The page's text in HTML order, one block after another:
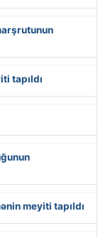
tapıldı
meyiti tapıldı